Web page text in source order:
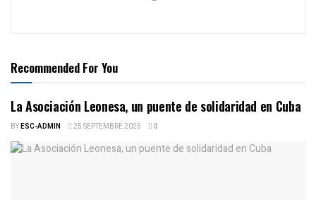
Recommended For You
La Asociación Leonesa, un puente de solidaridad en Cuba
BYESC-ADMIN 25 SEPTEMBRE 2025 0